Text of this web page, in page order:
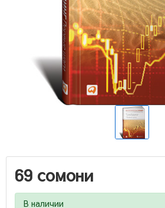
69 сомони
В наличии